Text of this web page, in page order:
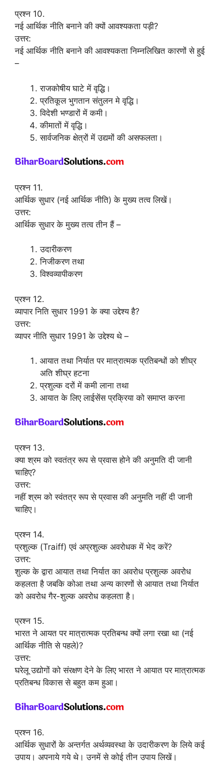
प्रश्न 10.
नई आर्थिक नीति बनाने की क्यों आवश्यकता पड़ी?
उत्तर:
नई आर्थिक नीति बनाने की आवश्यकता निम्नलिखित कारणों से हुई
–
राजकोषीय घाटे में वृद्धि।
प्रतिकूल भुगतान संतुलन मे वृद्धि।
विदेशी भण्डारों में कमी।
कीमातों में वृद्धि।
सार्वजनिक क्षेत्रों में उद्यमों की असफलता।
प्रश्न 11.
आर्थिक सुधार (नई आर्थिक नीति) के मुख्य तत्व लिखें।
उत्तर:
आर्थिक सुधार के मुख्य तत्व तीन हैं –
उदारीकरण
निजीकरण तथा
विश्वव्यापीकरण
प्रश्न 12.
व्यापार निति सुधार 1991 के क्या उद्देश्य है?
उत्तर:
व्यापर नीति सुधार 1991 के उद्देश्य थे –
आयात तथा निर्यात पर मात्रात्मक प्रतिबन्धों को शीघ्र
अति शीघ्र हटना
प्रशुल्क दरों में कमी लाना तथा
आयात के लिए लाईसेंस प्रक्रिया को समाप्त करना
प्रश्न 13.
क्या श्रम को स्वतंत्र रूप से प्रवास होने की अनुमति दी जानी
चाहिए?
उत्तर:
नहीं श्रम को स्वंतत्र रूप से प्रवास की अनुमति नहीं दी जानी
चाहिए।
प्रश्न 14.
प्रशुल्क (Traiff) एवं अप्रशुल्क अवरोधक में भेद करें?
उत्तर:
शुल्क के द्वारा आयात तथा निर्यात का अवरोध प्रशुल्क अवरोध
कहलता है जबकि कोआ तथा अन्य कारणों से आयात तथा निर्यात
को अवरोध गैर-शुल्क अवरोध कहलता है।
प्रश्न 15.
भारत ने आयत पर मात्रात्मक प्रतिबन्ध क्यों लगा रखा था (नई
आर्थिक नीति से पहले)?
उत्तर:
घरेलू उद्योगों को संरक्षण देने के लिए भारत ने आयात पर मात्रात्मक
प्रतिबन्ध विकास से बहुत कम हुआ।
प्रश्न 16.
आर्थिक सुधारों के अन्तर्गत अर्थव्यवस्था के उदारीकरण के लिये कई
उपाय। अपनाये गये थे। उनमें से कोई तीन उपाय लिखें।